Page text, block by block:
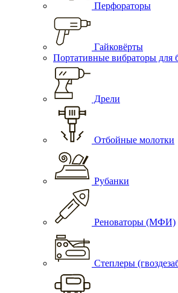
Перфораторы
Гайковёрты
Портативные вибраторы для
Дрели
Отбойные молотки
Рубанки
Реноваторы (МФИ)
Степлеры